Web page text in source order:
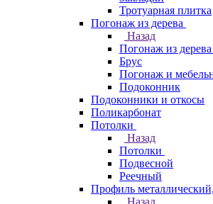
Тротуарная плитка
Погонаж из дерева
Назад
Погонаж из дерева
Брус
Погонаж и
Подоконник
Подоконники и откосы
Поликарбонат
Потолки
Назад
Потолки
Подвесной
Реечный
Профиль
Назад